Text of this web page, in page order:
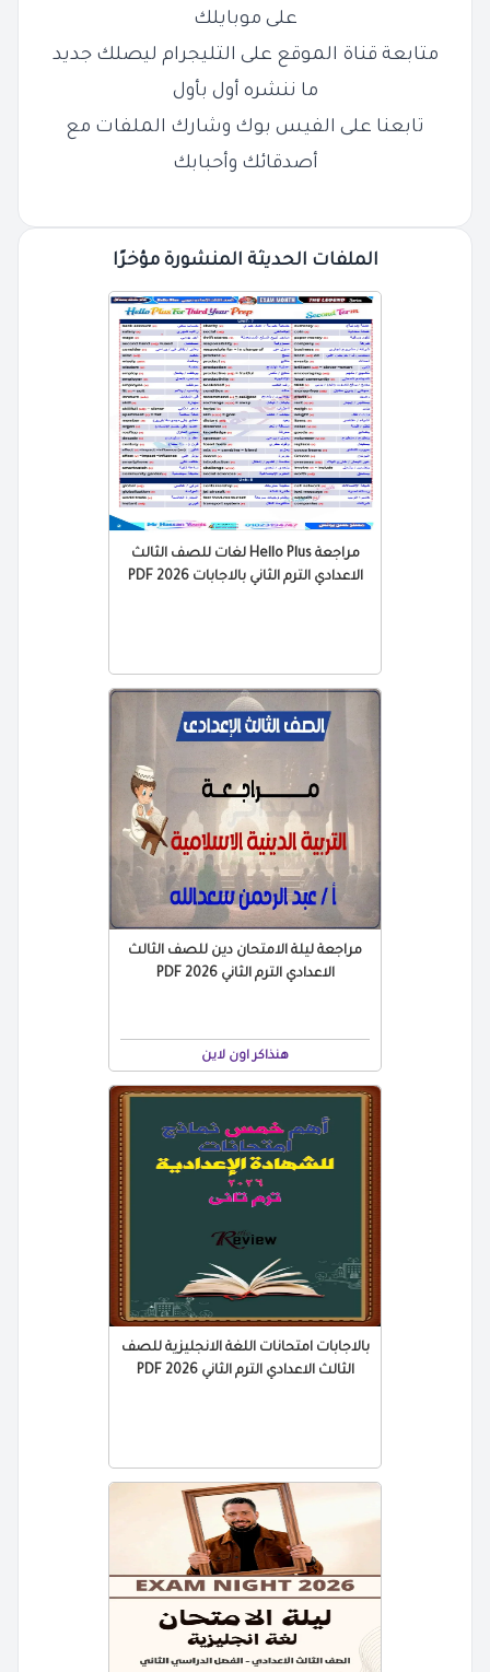
على موبايلك
متابعة قناة الموقع على التليجرام ليصلك جديد
ما ننشره أول بأول
تابعنا على الفيس بوك وشارك الملفات مع
أصدقائك وأحبابك
الملفات الحديثة المنشورة مؤخرًا
مراجعة Hello Plus لغات للصف الثالث
الاعدادي الترم الثاني بالاجابات 2026 PDF
مراجعة ليلة الامتحان دين للصف الثالث
الاعدادي الترم الثاني 2026 PDF
هنذاكر اون لاين
بالاجابات امتحانات اللغة الانجليزية للصف
الثالث الاعدادي الترم الثاني 2026 PDF